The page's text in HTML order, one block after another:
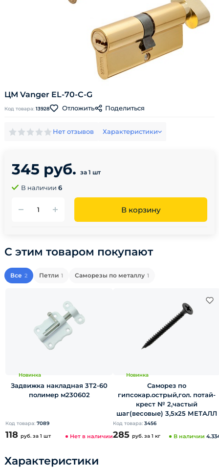
ЦМ Vanger EL-70-C-G
Код товара: 13928 Отложить Поделиться
Нет отзывов Характеристики
345 руб. за 1 шт
В наличии 6
В корзину
С этим товаром покупают
Все 2 Петли 1 Саморезы по металлу 1
Новинка
Задвижка накладная 3Т2-60
полимер м230602
Код товара: 7089
118 руб. за 1 шт Нет в наличии
Новинка
Саморез по
гипсокар.острый,гол. потай-
крест № 2,частый
шаг(весовые) 3,5х25 МЕТАЛЛ
Код товара: 3456
285 руб. за 1 кг В наличии
Характеристики